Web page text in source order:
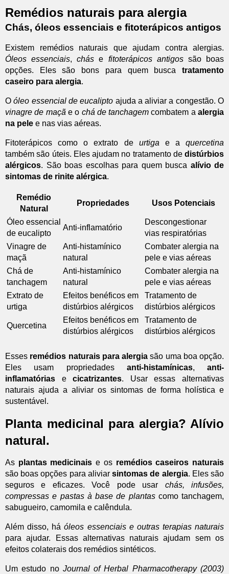
Remédios naturais para alergia
Chás, óleos essenciais e fitoterápicos antigos
Existem remédios naturais que ajudam contra alergias.
Óleos essenciais,chás e fitoterápicos antigossão boas
opções. Eles são bons para quem busca tratamento
caseiro para alergia.
Oóleo essencial de eucalipto ajuda a aliviar a congestão. O
vinagre de maçãe o chá de tanchagem combatem aalergia
na pele e nas vias aéreas.
Fitoterápicos como o extrato de urtiga e a quercetina
também são úteis. Eles ajudam no tratamento de distúrbios
alérgicos. São boas escolhas para quem busca alívio de
sintomas de rinite alérgica.
Remédio
Natural
Propriedades Usos Potenciais
Óleo essencial
de eucalipto
Anti-inflamatório
Descongestionar
vias respiratórias
Vinagre de
maçã
Anti-histamínico
natural
Combater alergia na
pele e vias aéreas
Chá de
tanchagem
Anti-histamínico
natural
Combater alergia na
pele e vias aéreas
Extrato de
urtiga
Efeitos benéficos em
distúrbios alérgicos
Tratamento de
distúrbios alérgicos
Quercetina
Efeitos benéficos em
distúrbios alérgicos
Tratamento de
distúrbios alérgicos
Esses remédios naturais para alergia são uma boa opção.
Eles usam propriedades anti-histamínicas, anti-
inflamatórias ecicatrizantes. Usar essas alternativas
naturais ajuda a aliviar os sintomas de forma holística e
sustentável.
Planta medicinal para alergia? Alívio
natural.
As plantas medicinais e os remédios caseiros naturais
são boas opções para aliviarsintomas de alergia. Eles são
seguros e eficazes. Você pode usar chás, infusões,
compressas e pastas à base de plantascomo tanchagem,
sabugueiro, camomila e calêndula.
Além disso, háóleos essenciais e outras terapias naturais
para ajudar. Essas alternativas naturais ajudam sem os
efeitos colaterais dos remédios sintéticos.
Um estudo no Journal of Herbal Pharmacotherapy (2003)